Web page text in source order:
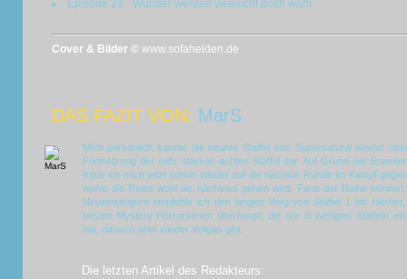
Episode 23 - Wunder werden vielleicht doch wahr
Cover & Bilder © www.sofahelden.de
DAS FAZIT VON: MarS
Mich persönlich konnte die neunte Staffel von Supernaturalwieder
Fortsetzung der sehr starken achten Staffel dar. Auf Grund der
freue ich mich jetzt schon wieder auf die nächste Runde im Kampf
wohin die Reise wohl als nächstes gehen wird. Fans der Reihe
Neueinsteigern empfehle ich den langen Weg von Staffel 1 bis
besten Mystery-Horrorserien überhaupt, die nur in wenigen Staffeln
hat, danach aber wieder Vollgas gibt.
Die letzten Artikel des Redakteurs: